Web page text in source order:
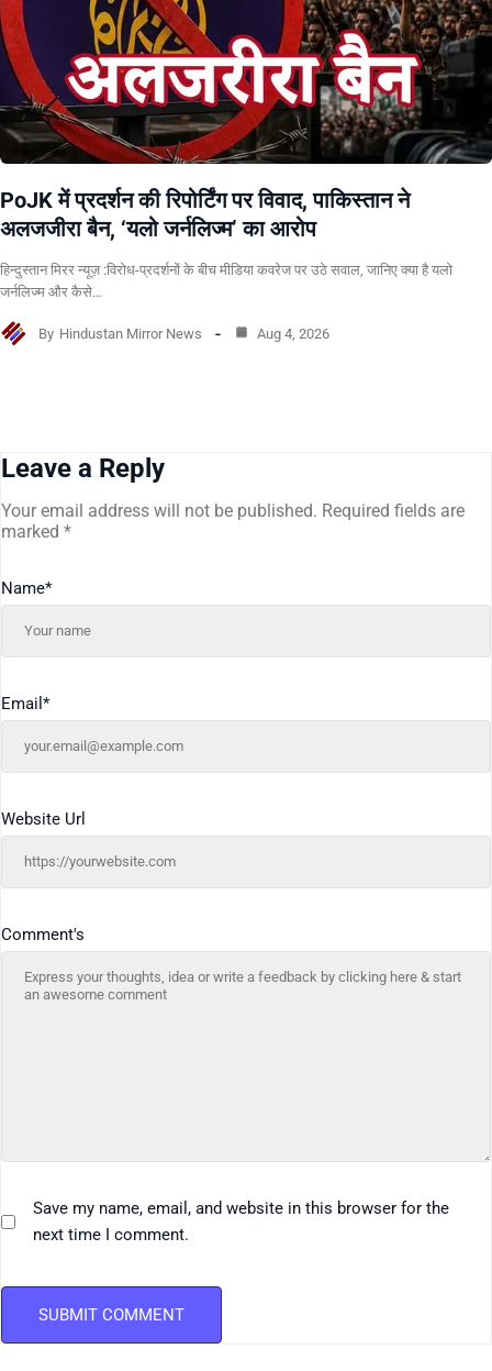
PoJK में प्रदर्शन की रिपोर्टिंग पर विवाद, पाकिस्तान ने
अलजजीरा बैन, ‘यलो जर्नलिज्म’ का आरोप
हिन्दुस्तान मिरर न्यूज़ :विरोध-प्रदर्शनों के बीच मीडिया कवरेज पर उठे सवाल, जानिए क्या है यलो
जर्नलिज्म और कैसे…
By Hindustan Mirror News Aug 4, 2026
Leave a Reply
Your email address will not be published. Required fields are
marked *
Comment's
Name*
Email *
Website Url
Save my name, email, and website in this browser for the
next time I comment.